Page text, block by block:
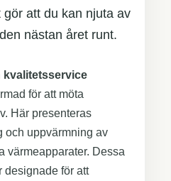
att du kan njuta av
nästan året runt.
kvalitetsservice
för att möta
Här presenteras
och uppvärmning av
värmeapparater. Dessa
designade för att